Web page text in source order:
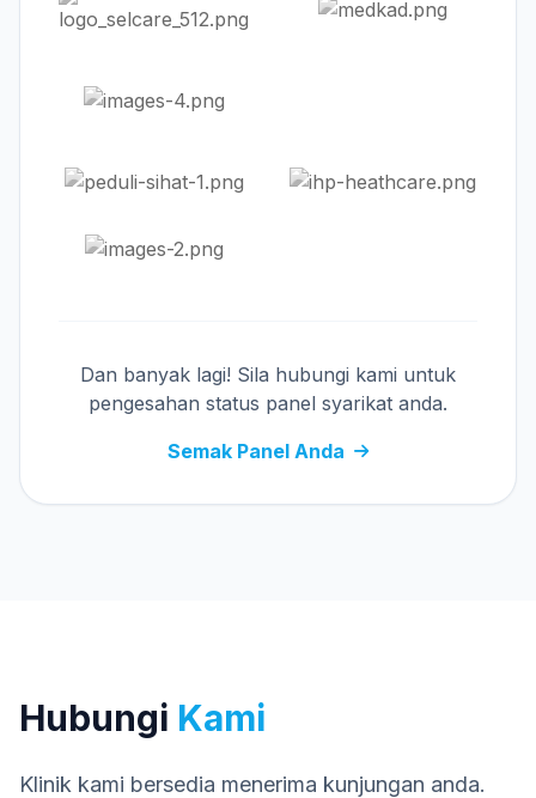
Dan banyak lagi! Sila hubungi kami untuk
pengesahan status panel syarikat anda.
Semak Panel Anda
Hubungi Kami
Klinik kami bersedia menerima kunjungan anda.